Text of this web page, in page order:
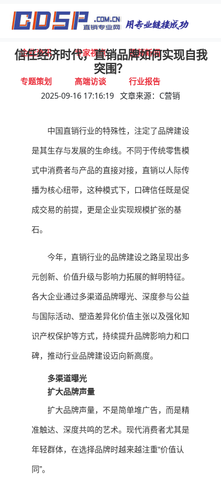
首页 独家报道 行业动态
企业资讯 专家视点 视频新闻
专题策划 高端访谈 行业报告
信任经济时代，直销品牌如何实现自我
突围？
2025-09-16 17:16:19 文章来源：C营销
中国直销行业的特殊性，注定了品牌建设
是其生存与发展的生命线。不同于传统零售模
式中消费者与产品的直接对接，直销以人际传
播为核心纽带，这种模式下，口碑信任既是促
成交易的前提，更是企业实现规模扩张的基
石。
今年，直销行业的品牌建设之路呈现出多
元创新、价值升级与影响力拓展的鲜明特征。
各大企业通过多渠道品牌曝光、深度参与公益
与国际活动、塑造差异化价值主张以及强化知
识产权保护等方式，持续提升品牌影响力和口
碑，推动行业品牌建设迈向新高度。
多渠道曝光
扩大品牌声量
扩大品牌声量，不是简单堆广告，而是精
准触达、深度共鸣的艺术。现代消费者尤其是
年轻群体，在选择品牌时越来越注重“价值认
同”。